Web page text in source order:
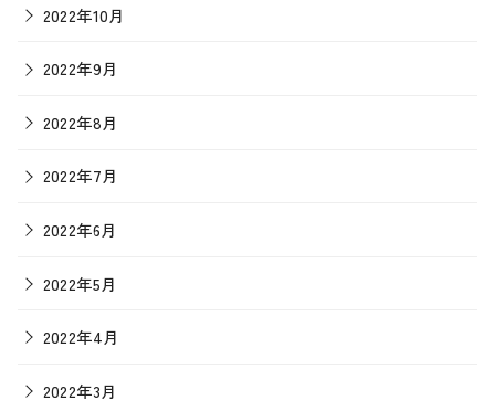
2022年10月
2022年9月
2022年8月
2022年7月
2022年6月
2022年5月
2022年4月
2022年3月